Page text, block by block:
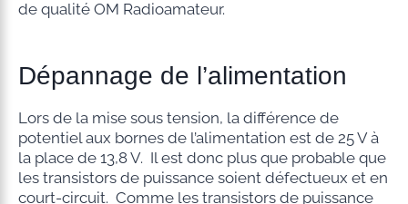
de qualité OM Radioamateur.
Dépannage de l’alimentation
Lors de la mise sous tension, la différence de
potentiel aux bornes de l’alimentation est de 25 V à
la place de 13,8 V. Il est donc plus que probable que
les transistors de puissance soient défectueux et en
court-circuit. Comme les transistors de puissance